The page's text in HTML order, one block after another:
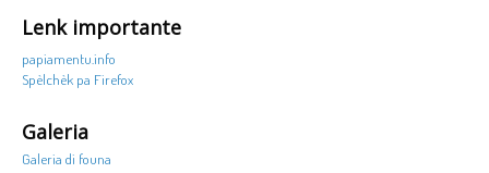
Lenk importante
papiamentu.info
Spèlchèk pa Firefox
Galeria
Galeria di founa